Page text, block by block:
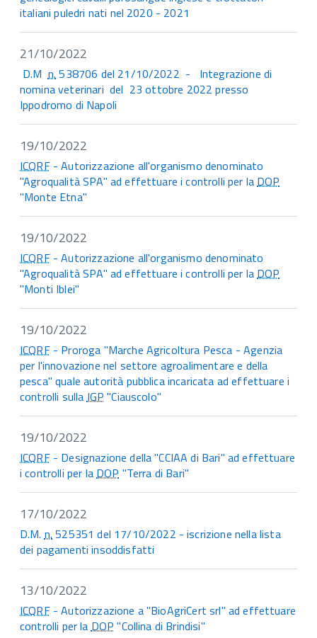
italiani puledri nati nel 2020 - 2021
21/10/2022
D.Mn.538706 del 21/10/2022 - Integrazione di
nomina veterinari del 23 ottobre 2022 presso
Ippodromo di Napoli
19/10/2022
ICQRF- Autorizzazione all'organismo denominato
"Agroqualità SPA" ad effettuare i controlli per laDOP
"Monte Etna"
19/10/2022
ICQRF- Autorizzazione all'organismo denominato
"Agroqualità SPA" ad effettuare i controlli per laDOP
"Monti Iblei"
19/10/2022
ICQRF- Proroga "Marche Agricoltura Pesca - Agenzia
per l'innovazione nel settore agroalimentare e della
pesca" quale autorità pubblica incaricata ad effettuare i
controlli sullaIGP "Ciauscolo"
19/10/2022
ICQRF- Designazione della "CCIAA di Bari" ad effettuare
i controlli per laDOP "Terra di Bari"
17/10/2022
D.M.n.525351 del 17/10/2022 - iscrizione nella lista
dei pagamenti insoddisfatti
13/10/2022
ICQRF- Autorizzazione a "BioAgriCert srl" ad effettuare
controlli per laDOP "Collina di Brindisi"